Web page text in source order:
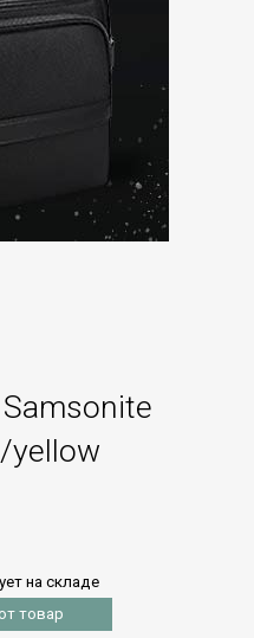
yellow
на складе
товар